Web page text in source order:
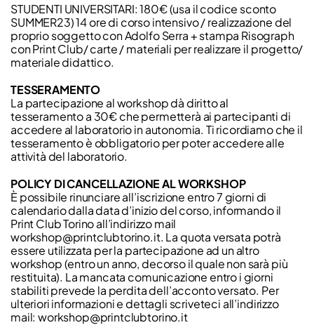
STUDENTI UNIVERSITARI: 180€ (usa il codice sconto
SUMMER23) 14 ore di corso intensivo / realizzazione del
proprio soggetto con Adolfo Serra + stampa Risograph
con Print Club/ carte / materiali per realizzare il progetto/
materiale didattico.
TESSERAMENTO
La partecipazione al workshop dà diritto al
tesseramento a 30€ che permetterà ai partecipanti di
accedere al laboratorio in autonomia. Ti ricordiamo che il
tesseramento è obbligatorio per poter accedere alle
attività del laboratorio.
POLICY DI CANCELLAZIONE AL WORKSHOP
È possibile rinunciare all’iscrizione entro 7 giorni di
calendario dalla data d’inizio del corso, informando il
Print Club Torino all’indirizzo mail
workshop@printclubtorino.it. La quota versata potrà
essere utilizzata per la partecipazione ad un altro
workshop (entro un anno, decorso il quale non sarà più
restituita). La mancata comunicazione entro i giorni
stabiliti prevede la perdita dell’acconto versato. Per
ulteriori informazioni e dettagli scriveteci all’indirizzo
mail: workshop@printclubtorino.it